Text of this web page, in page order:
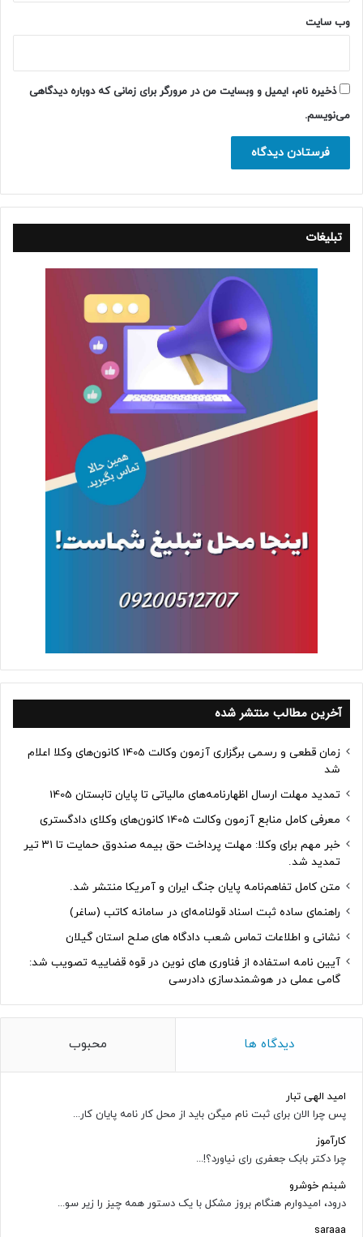
وب‌ سایت
ذخیره نام، ایمیل و وبسایت من در مرورگر برای زمانی که دوباره دیدگاهی
می‌نویسم.
تبلیغات
آخرین مطالب منتشر شده
زمان قطعی و رسمی برگزاری آزمون وکالت 1405 کانون‌های وکلا اعلام
شد
تمدید مهلت ارسال اظهارنامه‌های مالیاتی تا پایان تابستان 1405
معرفی کامل منابع آزمون وکالت 1405 کانون‌های وکلای دادگستری
خبر مهم برای وکلا: مهلت پرداخت حق بیمه صندوق حمایت تا ۳۱ تیر
تمدید شد.
متن کامل تفاهم‌نامه پایان جنگ ایران و آمریکا منتشر شد.
راهنمای ساده ثبت اسناد قولنامه‌ای در سامانه کاتب (ساغر)
نشانی و اطلاعات تماس شعب دادگاه های صلح استان گیلان
آیین نامه استفاده از فناوری های نوین در قوه قضاییه تصویب شد:
گامی عملی در هوشمندسازی دادرسی
دیدگاه ها محبوب
امید الهی تبار
پس چرا الان برای ثبت نام میگن باید از محل کار نامه پایان کار...
کارآموز
چرا دکتر بابک جعفری رای نیاورد؟!...
شبنم خوشرو
درود، امیدوارم هنگام بروز مشکل با یک دستور همه چیز را زیر سو...
saraaa